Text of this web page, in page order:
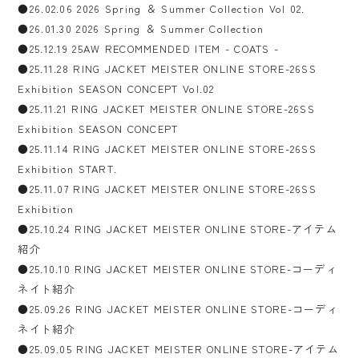
●26.02.06 2026 Spring ＆ Summer Collection Vol 02.
●26.01.30 2026 Spring ＆ Summer Collection
●25.12.19 25AW RECOMMENDED ITEM - COATS -
●25.11.28 RING JACKET MEISTER ONLINE STORE-26SS
Exhibition SEASON CONCEPT Vol.02
●25.11.21 RING JACKET MEISTER ONLINE STORE-26SS
Exhibition SEASON CONCEPT
●25.11.14 RING JACKET MEISTER ONLINE STORE-26SS
Exhibition START.
●25.11.07 RING JACKET MEISTER ONLINE STORE-26SS
Exhibition
●25.10.24 RING JACKET MEISTER ONLINE STORE-アイテム
紹介
●25.10.10 RING JACKET MEISTER ONLINE STORE-コーディ
ネイト紹介
●25.09.26 RING JACKET MEISTER ONLINE STORE-コーディ
ネイト紹介
●25.09.05 RING JACKET MEISTER ONLINE STORE-アイテム